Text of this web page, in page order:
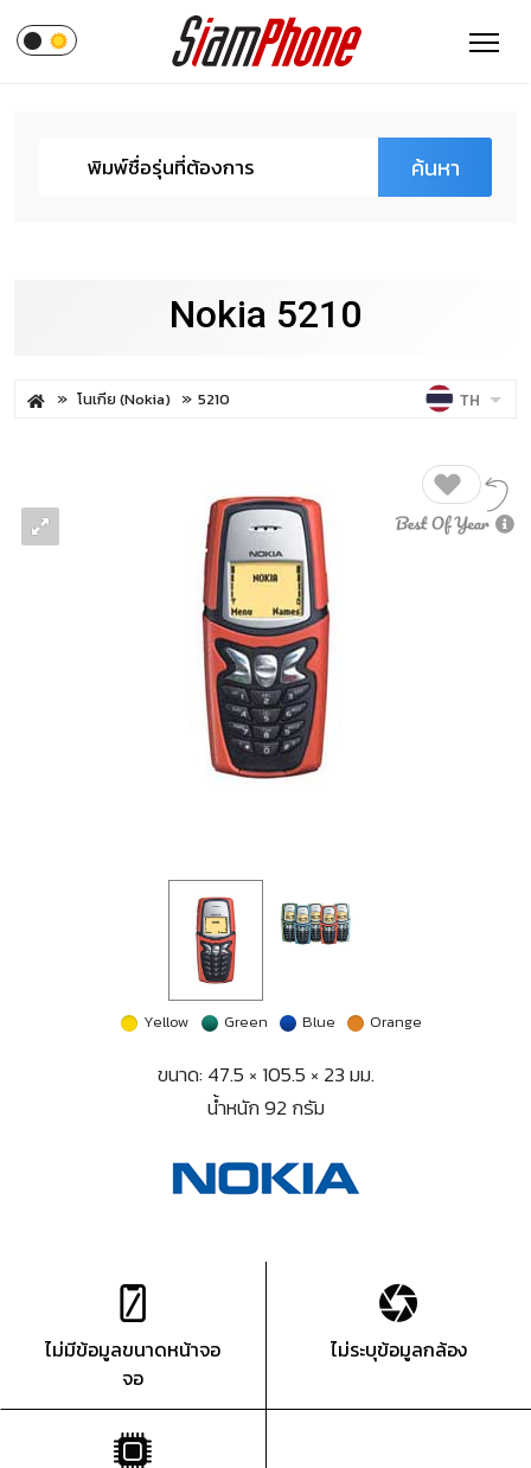
ค้นหา
Nokia 5210
โนเกีย (Nokia) 5210 TH
Yellow Green Blue Orange
ขนาด: 47.5 × 105.5 × 23 มม.
น้ำหนัก 92 กรัม
ไม่มีข้อมูลขนาดหน้าจอ
จอ
ไม่ระบุข้อมูลกล้อง